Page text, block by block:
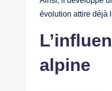
évolution attire déjà
alpine